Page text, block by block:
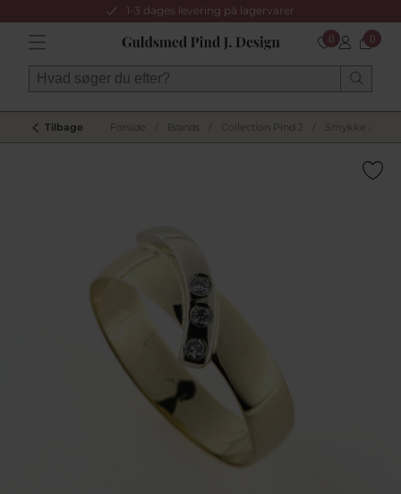
1-3 dages levering på lagervarer
0 0
Tilbage Forside Brands Collection Pind J Smykke af